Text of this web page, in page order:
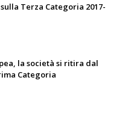
Terza Categoria 2017-
la società si ritira dal
Categoria